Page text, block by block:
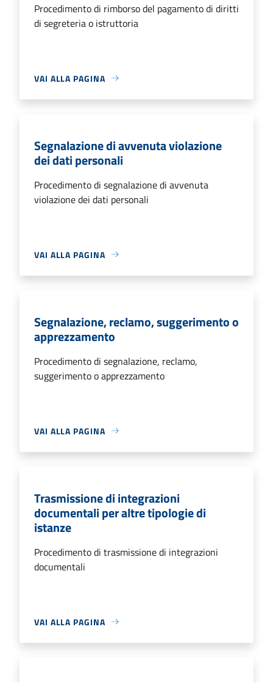
Procedimento di rimborso del pagamento di diritti
di segreteria o istruttoria
VAI ALLA PAGINA
Segnalazione di avvenuta violazione
dei dati personali
Procedimento di segnalazione di avvenuta
violazione dei dati personali
VAI ALLA PAGINA
Segnalazione, reclamo, suggerimento o
apprezzamento
Procedimento di segnalazione, reclamo,
suggerimento o apprezzamento
VAI ALLA PAGINA
Trasmissione di integrazioni
documentali per altre tipologie di
istanze
Procedimento di trasmissione di integrazioni
documentali
VAI ALLA PAGINA